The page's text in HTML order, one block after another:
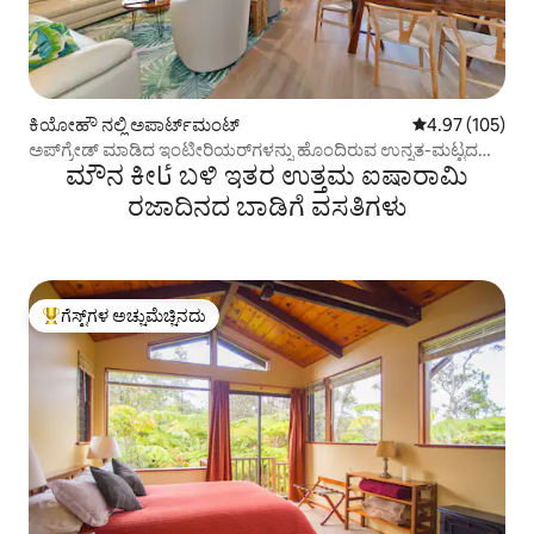
ಕಿಯೋಹೌ ನಲ್ಲಿ ಅಪಾರ್ಟ್‌ಮಂಟ್ 5 ರಲ್ಲಿ 4.97
4.97 (105)
ಅಪ್‌ಗ್ರೇಡ್ ಮಾಡಿದ ಇಂಟೀರಿಯರ್‌ಗಳನ್ನು ಹೊಂದಿರುವ ಉನ್ನತ-ಮಟ್ಟದ
ಸಾಗರ ಅಭಯಾರಣ್ಯ
ಮೌನ ಕೀئا ಬಳಿ ಇತರ ಉತ್ತಮ ಐಷಾರಾಮಿ
ರಜಾದಿನದ ಬಾಡಿಗೆ ವಸತಿಗಳು
ಗೆಸ್ಟ್‌ಗಳಿಗೆ ಅತಿ ಹೆಚ್ಚು ಅಚ್ಚುಮೆಚ್ಚಿನದು
ಗೆಸ್ಟ್‌ಗಳ ಅಚ್ಚುಮೆಚ್ಚಿನದು